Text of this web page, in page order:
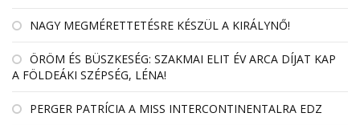
NAGY MEGMÉRETTETÉSRE KÉSZÜL A KIRÁLYNŐ!
ÖRÖM ÉS BÜSZKESÉG: SZAKMAI ELIT ÉV ARCA DÍJAT KAP
A FÖLDEÁKI SZÉPSÉG, LÉNA!
PERGER PATRÍCIA A MISS INTERCONTINENTALRA EDZ